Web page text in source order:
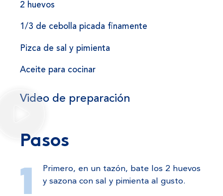
2 huevos
1/3 de cebolla picada finamente
Pizca de sal y pimienta
Aceite para cocinar
Video de preparación
Pasos
Primero, en un tazón, bate los 2 huevos
y sazona con sal y pimienta al gusto.